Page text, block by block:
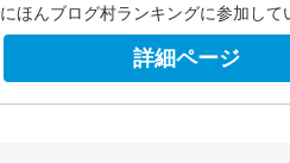
にほんブログ村ランキングに参加して
詳細ページ